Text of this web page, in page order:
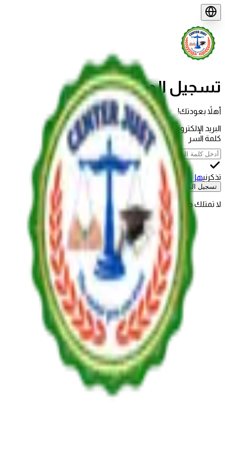
تسجيل الدخول
أهلاً بعودتك!
البريد الإلكتروني
كلمة السر
تذكرنيهل نسيت كلمة السر؟
تسجيل الدخول
لا تمتلك حساباً؟ إنشاء حساب